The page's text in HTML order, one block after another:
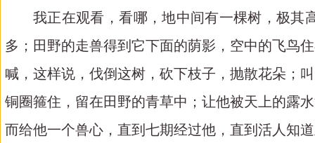
我正在观看，看哪，地中间有一棵树，极其
多；田野的走兽得到它下面的荫影，空中的飞鸟
喊，这样说，伐倒这树，砍下枝子，抛散花朵；
铜圈箍住，留在田野的青草中；让他被天上的露
而给他一个兽心，直到七期经过他，直到活人知